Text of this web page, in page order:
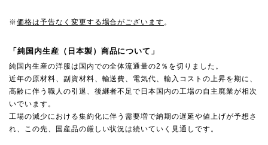
※価格は予告なく変更する場合がございます。
「純国内生産（日本製）商品について」
純国内生産の洋服は国内での全体流通量の2％を切りました。
近年の原材料、副資材料、輸送費、電気代、輸入コストの上昇を期に、
高齢に伴う職人の引退、後継者不足で日本国内の工場の自主廃業が相次
いでいます。
工場の減少における集約化に伴う需要増で納期の遅延や値上げが予想さ
れ、この先、国産品の厳しい状況は続いていく見通しです。